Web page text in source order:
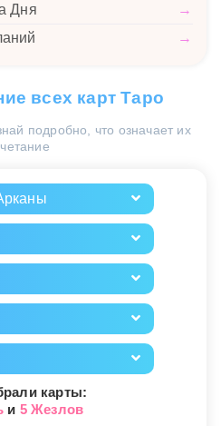
Дня
→
→
всех карт Таро
подробно, что означает их
карты:
и 5 Жезлов